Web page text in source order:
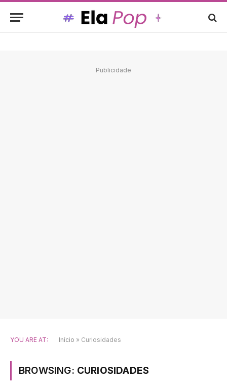
Publicidade
YOU ARE AT: Início » Curiosidades
BROWSING: CURIOSIDADES